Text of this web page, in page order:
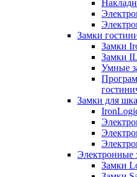
Замки
Замки
Замки
Умные
Замки для
Электронные
Замки